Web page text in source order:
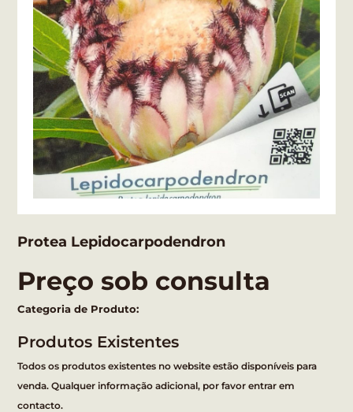
Protea Lepidocarpodendron
Preço sob consulta
Categoria de Produto:
Produtos Existentes
Todos os produtos existentes no website estão disponíveis para
venda. Qualquer informação adicional, por favor entrar em
contacto.